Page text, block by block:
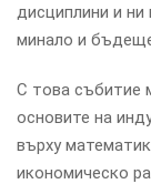
дисциплини и
минало и
С това събитие
основите на
върху
икономическо